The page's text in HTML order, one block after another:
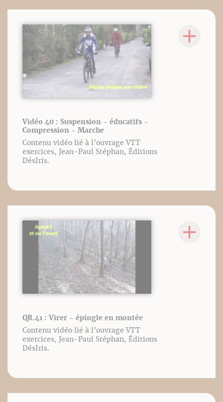
Vidéo 40 : Suspension - éducatifs -
Compression - Marche
Contenu vidéo lié à l’ouvrage VTT
exercices, Jean-Paul Stéphan, Éditions
DésIris.
QR.41 : Virer - épingle en montée
Contenu vidéo lié à l’ouvrage VTT
exercices, Jean-Paul Stéphan, Éditions
DésIris.